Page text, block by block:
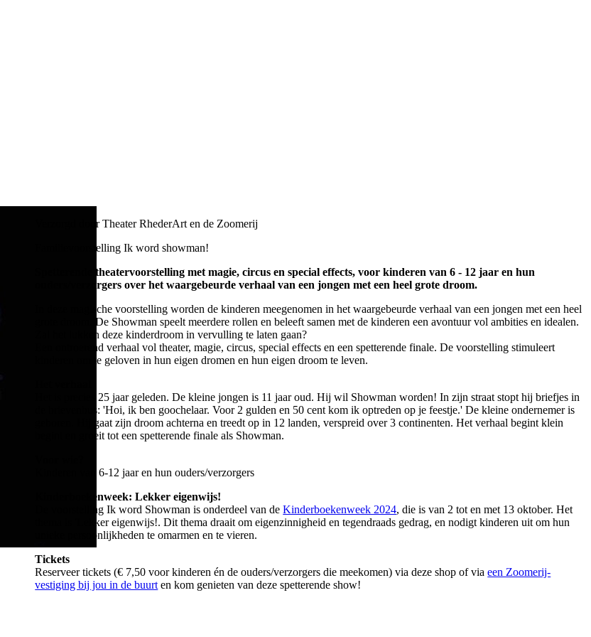
Verzorgd door Theater RhederArt en de Zoomerij
Familievoorstelling Ik word showman!
Spetterende theatervoorstelling met magie, circus en special effects, voor kinderen van 6 - 12 jaar en hun
ouders/verzorgers over het waargebeurde verhaal van een jongen met een heel grote droom.
In deze magische voorstelling worden de kinderen meegenomen in het waargebeurde verhaal van een jongen met een heel
grote droom. De Showman speelt meerdere rollen en beleeft samen met de kinderen een avontuur vol ambities en idealen.
Zal het lukken deze kinderdroom in vervulling te laten gaan?
Een ontroerend verhaal vol theater, magie, circus, special effects en een spetterende finale. De voorstelling stimuleert
kinderen om te geloven in hun eigen dromen en hun eigen droom te leven.
Het is precies 25 jaar geleden. De kleine jongen is 11 jaar oud. Hij wil Showman worden! In zijn straat stopt hij briefjes in
de brievenbus: 'Hoi, ik ben goochelaar. Voor 2 gulden en 50 cent kom ik optreden op je feestje.' De kleine ondernemer is
geboren. Hij gaat zijn droom achterna en treedt op in 12 landen, verspreid over 3 continenten. Het verhaal begint klein
begint en groeit tot een spetterende finale als Showman.
Kinderen van 6-12 jaar en hun ouders/verzorgers
Kinderboekenweek: Lekker eigenwijs!
De voorstelling Ik word Showman is onderdeel van deKinderboekenweek 2024, die is van 2 tot en met 13 oktober. Het
thema is 'Lekker eigenwijs!. Dit thema draait om eigenzinnigheid en tegendraads gedrag, en nodigt kinderen uit om hun
unieke persoonlijkheden te omarmen en te vieren.
Tickets
Reserveer tickets (€ 7,50 voor kinderen én de ouders/verzorgers die meekomen) via deze shop of viaeen Zoomerij-
vestiging bij jou in de buurt en kom genieten van deze spetterende show!